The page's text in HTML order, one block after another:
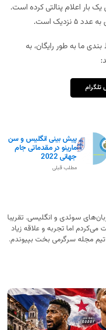
بار اعلام پنالتی کرده است.
است.
ما به طور رایگان، به
تلگرام
پیش بینی انگلیس و سن
مارینو در مقدماتی جام
جهانی 2022
مطلب قبلی
سوئدی و انگلیسی. تقریبا
می‌کردم اما تجربه و علاقه زیاد
مجله سرگرمی بخت بپیوندم.